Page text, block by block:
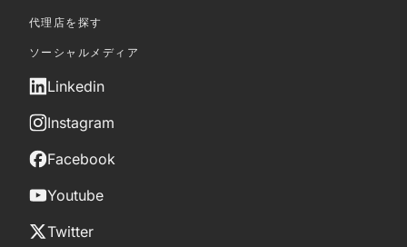
代理店を探す
ソーシャルメディア
Linkedin
Instagram
Facebook
Youtube
Twitter